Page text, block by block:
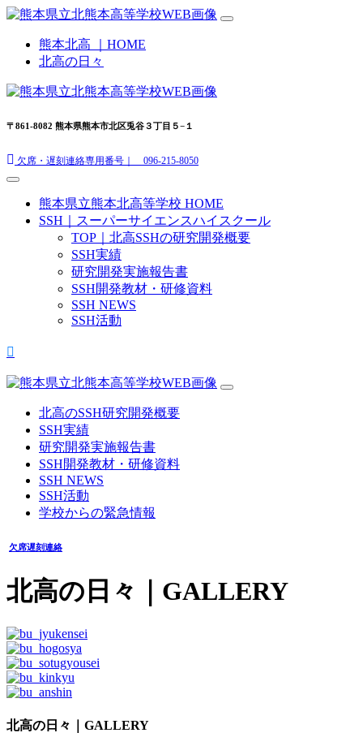
熊本北高 ｜HOME
北高の日々
〒861-8082 熊本県熊本市北区兎谷３丁目５−１
欠席・遅刻連絡専用番号｜ 096-215-8050
熊本県立熊本北高等学校 HOME
SSH｜スーパーサイエンスハイスクール
TOP｜北高SSHの研究開発概要
SSH実績
研究開発実施報告書
SSH開発教材・研修資料
SSH NEWS
SSH活動
北高のSSH研究開発概要
SSH実績
研究開発実施報告書
SSH開発教材・研修資料
SSH NEWS
SSH活動
学校からの緊急情報
欠席遅刻連絡
北高の日々 ｜GALLERY
北高の日々｜GALLERY